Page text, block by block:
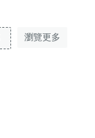
瀏覽更多